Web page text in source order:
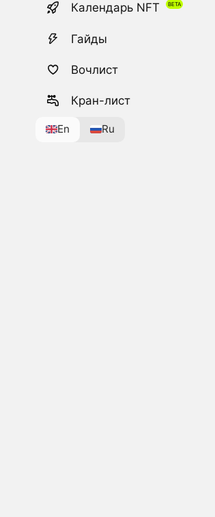
Календарь NFT
Гайды
Вочлист
Кран-лист
En Ru